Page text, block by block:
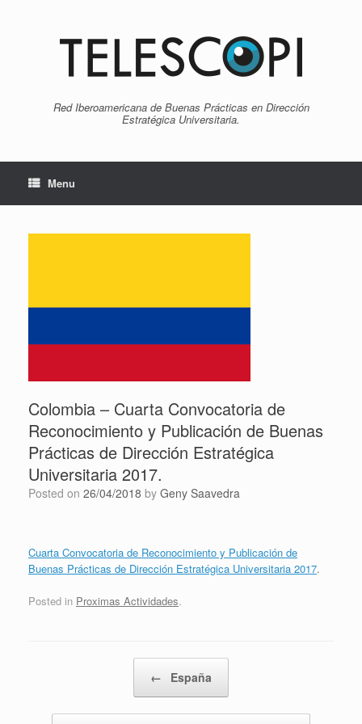
Red Iberoamericana de Buenas Prácticas en Dirección
Estratégica Universitaria.
Menu
Colombia – Cuarta Convocatoria de
Reconocimiento y Publicación de Buenas
Prácticas de Dirección Estratégica
Universitaria 2017.
Posted on 26/04/2018 by Geny Saavedra
Cuarta Convocatoria de Reconocimiento y Publicación de
Buenas Prácticas de Dirección Estratégica Universitaria 2017.
Posted in Proximas Actividades.
← España